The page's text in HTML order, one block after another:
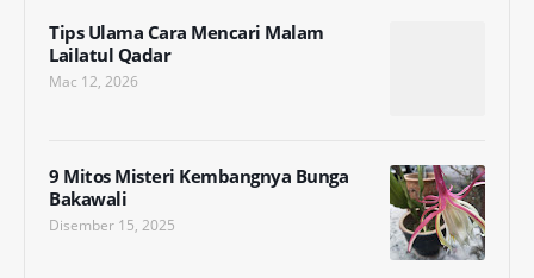
Tips Ulama Cara Mencari Malam
Lailatul Qadar
Mac 12, 2026
9 Mitos Misteri Kembangnya Bunga
Bakawali
Disember 15, 2025